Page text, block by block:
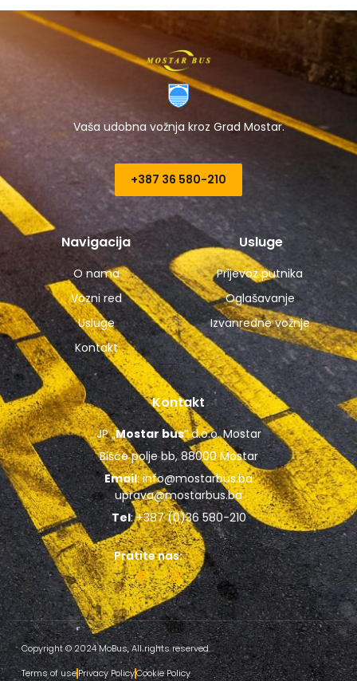
Vaša udobna vožnja kroz Grad Mostar.
+387 36 580-210​
Navigacija
O nama
Vozni red
Usluge
Kontakt
Usluge
Prijevoz putnika
Oglašavanje
Izvanredne vožnje
Kontakt
JP „Mostar bus“ d.o.o. Mostar
Bišće polje bb, 88000 Mostar
Email:info@mostarbus.ba
uprava@mostarbus.ba
Tel: +387 (0)36 580-210
Pratite nas:
Copyright © 2024 MoBus, All rights reserved.
Terms of usePrivacy PolicyCookie Policy